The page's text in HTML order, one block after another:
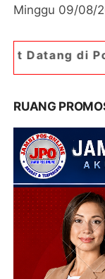
Minggu 09/08/
Berita
RUANG